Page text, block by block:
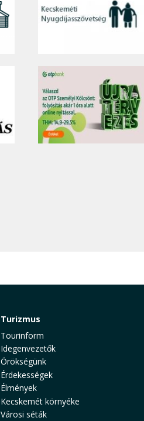
Turizmus
Tourinform
Idegenvezetők
Örökségünk
Érdekességek
Élmények
Kecskemét környéke
Városi séták